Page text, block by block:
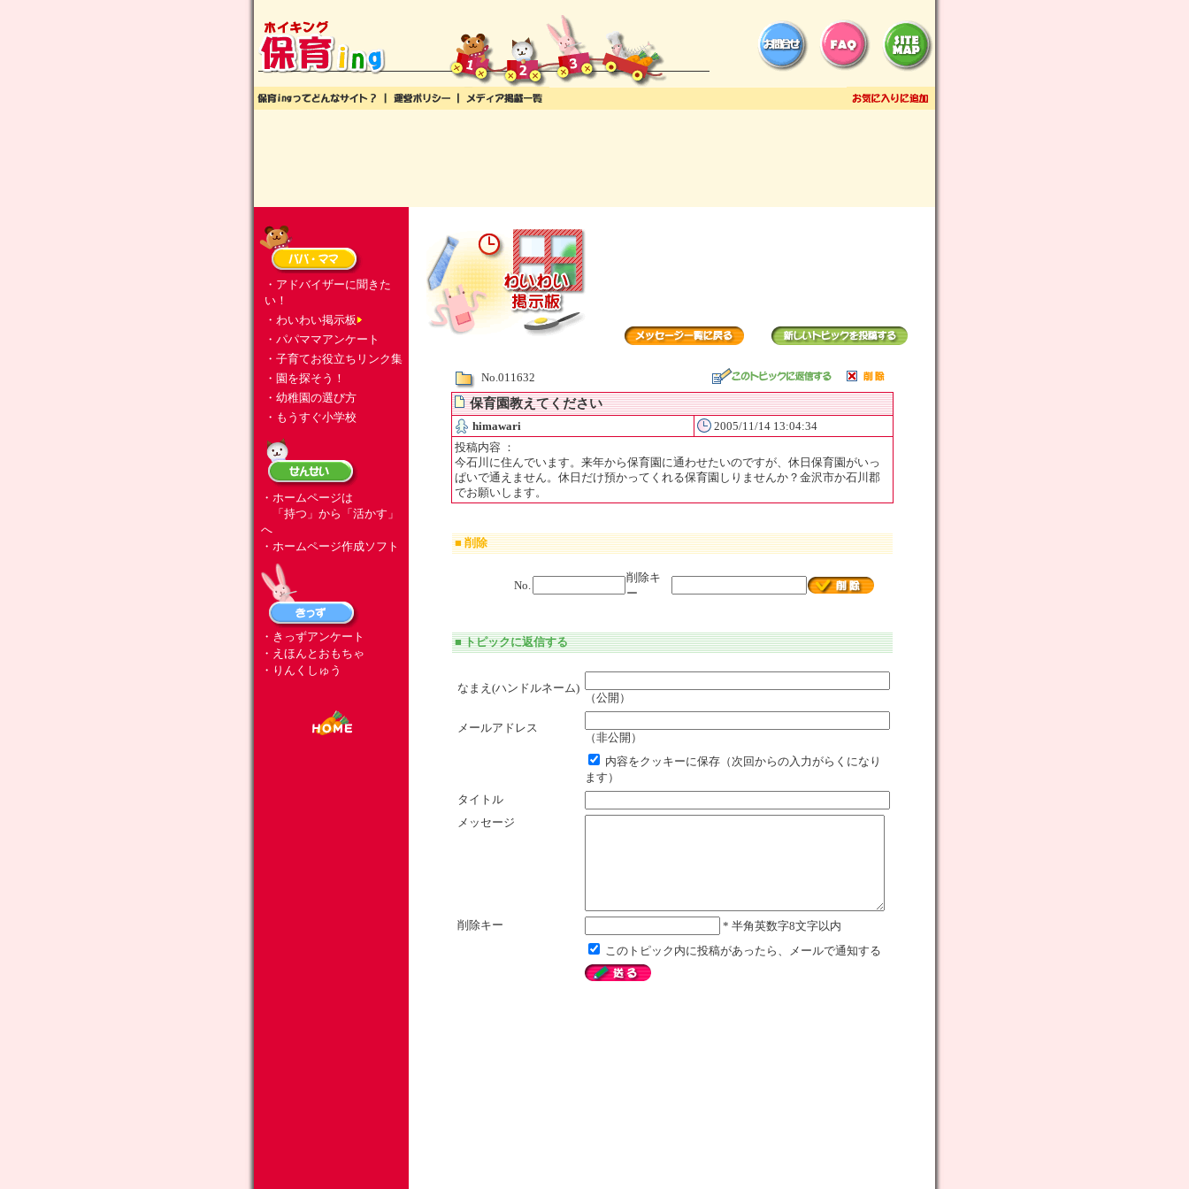
・アドバイザーに聞きた
い！
・わいわい掲示板
・パパママアンケート
・子育てお役立ちリンク集
・園を探そう！
・幼稚園の選び方
・もうすぐ小学校
・ホームページは
「持つ」から「活かす」
へ
・ホームページ作成ソフト
・きっずアンケート
・えほんとおもちゃ
・りんくしゅう
No.011632
保育園教えてください
himawari
2005/11/14 13:04:34
投稿内容 ：
今石川に住んでいます。来年から保育園に通わせたいのですが、休日保育園がいっ
ぱいで通えません。休日だけ預かってくれる保育園しりませんか？金沢市か石川郡
でお願いします。
■ 削除
No.
削除キ
ー
■ トピックに返信する
なまえ(ハンドルネーム)
（公開）
メールアドレス
（非公開）
内容をクッキーに保存（次回からの入力がらくになり
ます）
タイトル
メッセージ
削除キー
* 半角英数字8文字以内
このトピック内に投稿があったら、メールで通知する